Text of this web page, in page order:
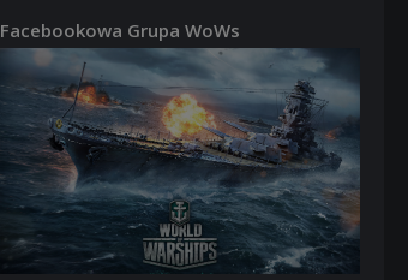
Facebookowa Grupa WoWs